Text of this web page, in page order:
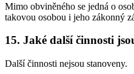
Mimo obviněného se jedná o
takovou osobou i jeho zákonný
15. Jaké další činnosti
Další činnosti nejsou stanoveny.